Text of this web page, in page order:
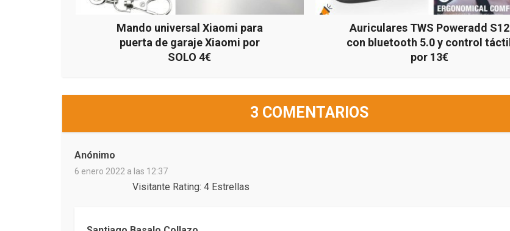
Mando universal Xiaomi para
puerta de garaje Xiaomi por
SOLO 4€
Auriculares TWS Poweradd S12
con bluetooth 5.0 y control táctil
por 13€
3 COMENTARIOS
Anónimo
6 enero 2022 a las 12:37
Visitante Rating: 4 Estrellas